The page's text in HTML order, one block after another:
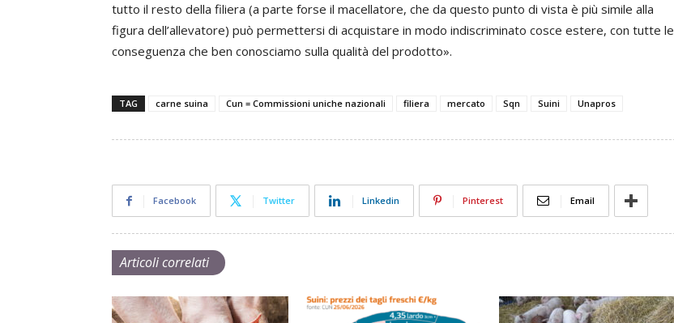
tutto il resto della filiera (a parte forse il macellatore, che da questo punto di vista è più simile alla
figura dell’allevatore) può permettersi di acquistare in modo indiscriminato cosce estere, con tutte le
conseguenza che ben conosciamo sulla qualità del prodotto».
TAG carne suina Cun = Commissioni uniche nazionali filiera mercato Sqn Suini Unapros
Facebook Twitter Linkedin Pinterest Email
Articoli correlati